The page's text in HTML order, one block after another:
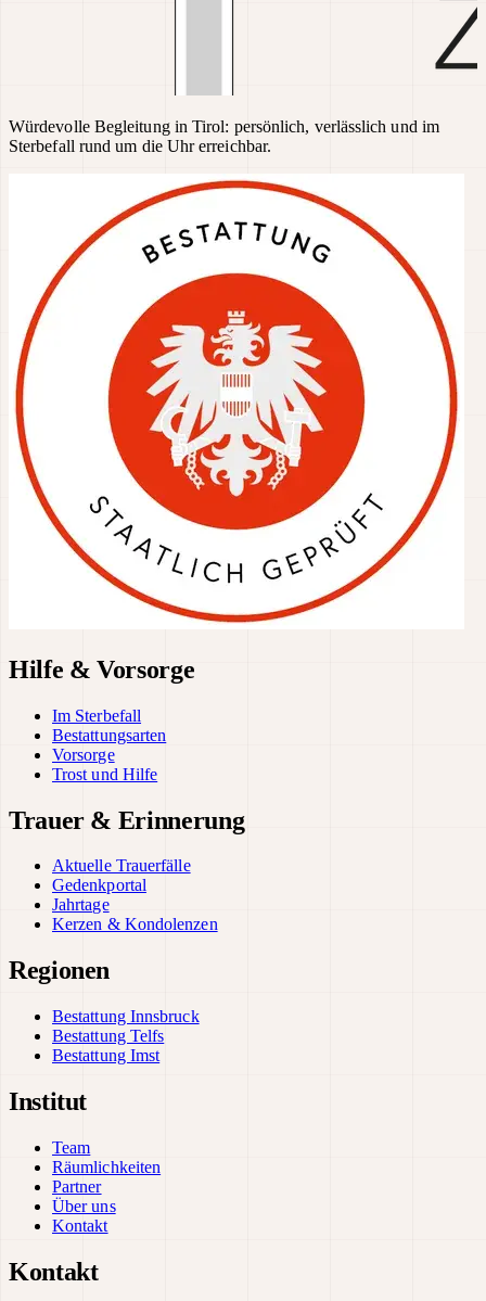
Würdevolle Begleitung in Tirol: persönlich, verlässlich und im
Sterbefall rund um die Uhr erreichbar.
Hilfe & Vorsorge
Im Sterbefall
Bestattungsarten
Vorsorge
Trost und Hilfe
Trauer & Erinnerung
Aktuelle Trauerfälle
Gedenkportal
Jahrtage
Kerzen & Kondolenzen
Regionen
Bestattung Innsbruck
Bestattung Telfs
Bestattung Imst
Institut
Team
Räumlichkeiten
Partner
Über uns
Kontakt
Kontakt